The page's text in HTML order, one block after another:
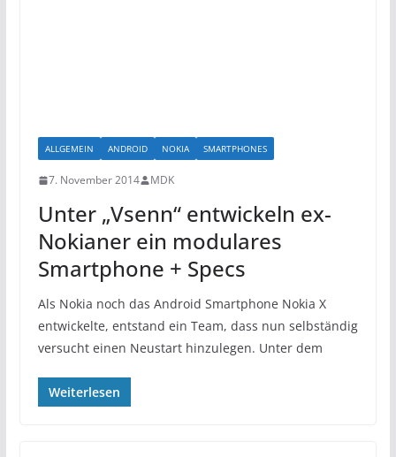
ALLGEMEIN ANDROID NOKIA SMARTPHONES
7. November 2014 MDK
Unter „Vsenn“ entwickeln ex-
Nokianer ein modulares
Smartphone + Specs
Als Nokia noch das Android Smartphone Nokia X
entwickelte, entstand ein Team, dass nun selbständig
versucht einen Neustart hinzulegen. Unter dem
Weiterlesen